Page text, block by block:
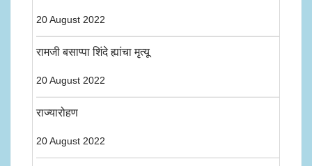
20 August 2022
रामजी बसाप्पा शिंदे ह्यांचा मृत्यू
20 August 2022
राज्यारोहण
20 August 2022